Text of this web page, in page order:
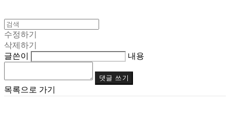
수정하기
삭제하기
글쓴이
내용
댓글 쓰기
목록으로 가기